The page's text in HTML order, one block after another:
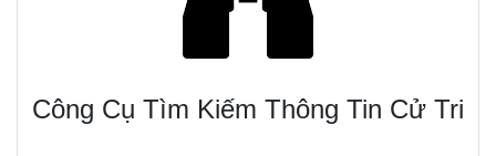
Công Cụ Tìm Kiếm Thông Tin Cử Tri